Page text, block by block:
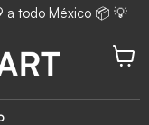
a todo México 📦 💡